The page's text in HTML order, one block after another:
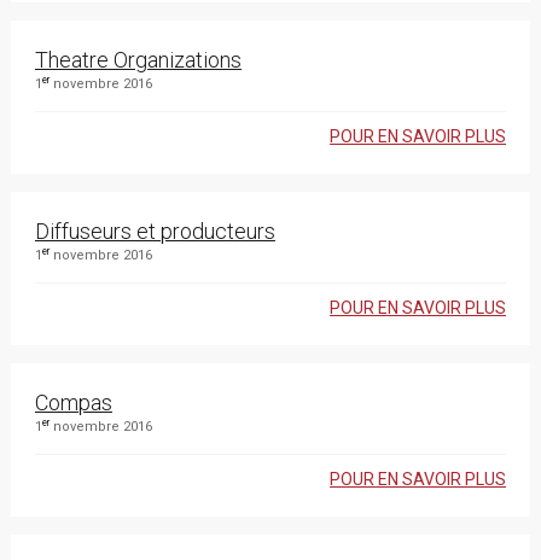
Theatre Organizations
1 ernovembre 2016
POUR EN SAVOIR PLUS
Diffuseurs et producteurs
1 ernovembre 2016
POUR EN SAVOIR PLUS
Compas
1 ernovembre 2016
POUR EN SAVOIR PLUS